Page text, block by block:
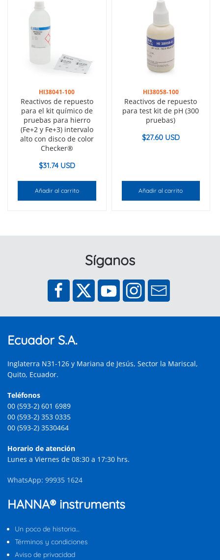
HI38041-100
Reactivos de repuesto
para el kit químico de
pruebas para hierro
(Fe+2 y Fe+3) intervalo
alto con disco de color
Checker®
$31.74 USD
Añadir al carrito
HI38058-100
Reactivos de repuesto
para test kit de pH (300
pruebas)
$27.60 USD
Añadir al carrito
Síganos
Ecuador S.A.
Inglaterra N31-126 y Mariana de Jesús, Sector la Mariscal,
Quito, Ecuador.
Teléfonos
00 (593-2) 601 6989
00 (593-2) 353 0335
00 (593-2) 3530464
Horario de atención
Lunes a Viernes de 08:30 a 17:30 hrs.
WhatsApp: 99935 1624
HANNA® instruments
Un poco de historia…
Términos y condiciones
Aviso de privacidad